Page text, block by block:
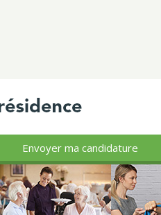
Envoyer ma candidature